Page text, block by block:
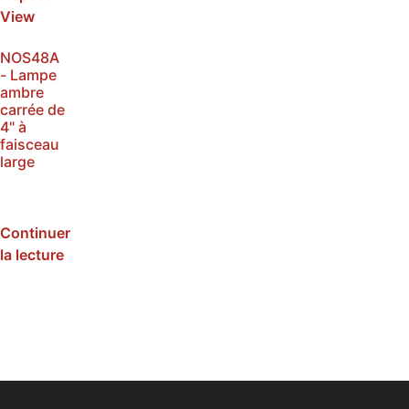
NOS48A
- Lampe
ambre
carrée de
4" à
faisceau
large
Continuer
la lecture